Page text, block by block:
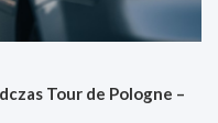
Tour de Pologne –